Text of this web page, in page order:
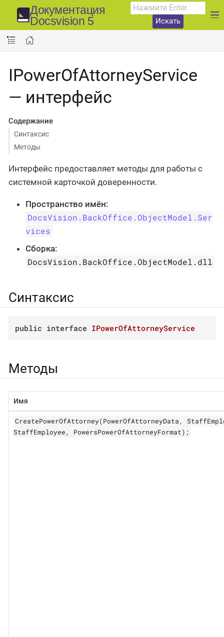
Документация
Docsvision 5
Искать
IPowerOfAttorneyService
— интерфейс
Содержание
Синтаксис
Методы
Интерфейс предоставляет методы для работы с
системной карточкой доверенности.
Пространство имён:
DocsVision.BackOffice.ObjectModel.Ser
vices
Сборка:
DocsVision.BackOffice.ObjectModel.dll
Синтаксис
public interface IPowerOfAttorneyService
Методы
Имя
CreatePowerOfAttorney(PowerOfAttorneyData,
StaffEmployee, PowersPowerOfAttorneyFormat);